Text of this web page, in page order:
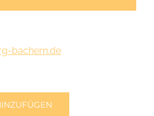
bachern.de